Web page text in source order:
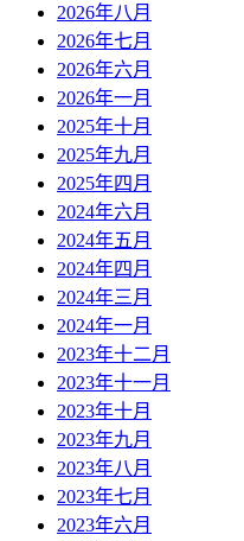
2026年八月
2026年七月
2026年六月
2026年一月
2025年十月
2025年九月
2025年四月
2024年六月
2024年五月
2024年四月
2024年三月
2024年一月
2023年十二月
2023年十一月
2023年十月
2023年九月
2023年八月
2023年七月
2023年六月